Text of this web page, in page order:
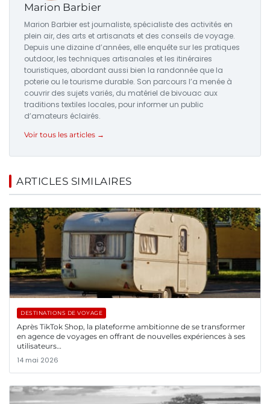
Marion Barbier
Marion Barbier est journaliste, spécialiste des activités en
plein air, des arts et artisanats et des conseils de voyage.
Depuis une dizaine d’années, elle enquête sur les pratiques
outdoor, les techniques artisanales et les itinéraires
touristiques, abordant aussi bien la randonnée que la
poterie ou le tourisme durable. Son parcours l’a menée à
couvrir des sujets variés, du matériel de bivouac aux
traditions textiles locales, pour informer un public
d’amateurs éclairés.
Voir tous les articles →
ARTICLES SIMILAIRES
DESTINATIONS DE VOYAGE
Après TikTok Shop, la plateforme ambitionne de se transformer
en agence de voyages en offrant de nouvelles expériences à ses
utilisateurs…
14 mai 2026